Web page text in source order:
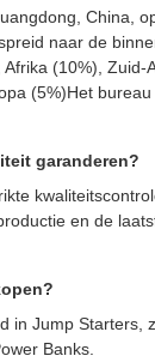
China,
naar de
(10%), Zuid-
(5%)Het
garanderen?
en de
in Jump Starters,
Banks.